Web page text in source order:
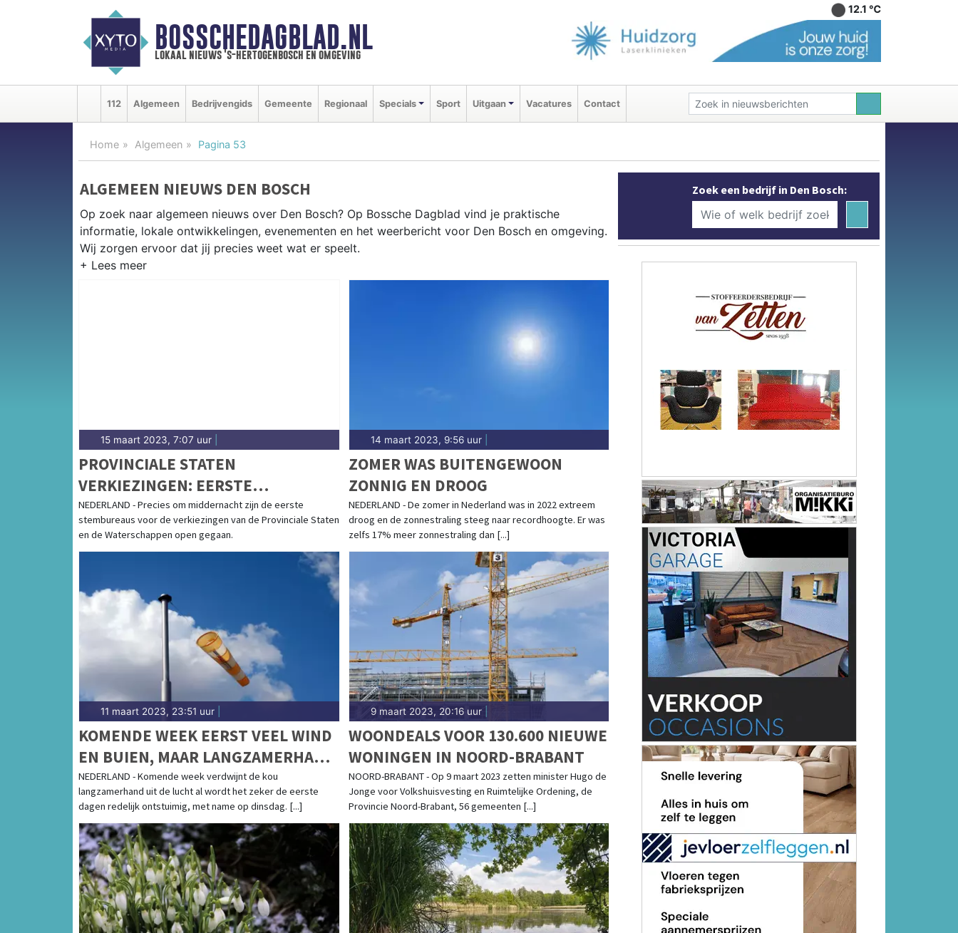
BOSSCHEDAGBLAD.NL
lokaal nieuws 's-hertogenbosch en omgeving
12.1 ℃
112 Algemeen Bedrijvengids Gemeente Regionaal Specials Sport Uitgaan Vacatures Contact
Home Algemeen Pagina 53
ALGEMEEN NIEUWS DEN BOSCH
Op zoek naar algemeen nieuws over Den Bosch? Op Bossche Dagblad vind je praktische
informatie, lokale ontwikkelingen, evenementen en het weerbericht voor Den Bosch en omgeving.
Wij zorgen ervoor dat jij precies weet wat er speelt.
PRAKTISCHE INFORMATIE DEN BOSCH
15 maart 2023, 7:07 uur
PROVINCIALE STATEN
VERKIEZINGEN: EERSTE
STEMBUREAUS OM MIDDERNACHT
AL GEOPEND
NEDERLAND - Precies om middernacht zijn de eerste
stembureaus voor de verkiezingen van de Provinciale Staten
en de Waterschappen open gegaan.
14 maart 2023, 9:56 uur|
ZOMER WAS BUITENGEWOON
ZONNIG EN DROOG
NEDERLAND - De zomer in Nederland was in 2022 extreem
droog en de zonnestraling steeg naar recordhoogte. Er was
zelfs 17% meer zonnestraling dan [...]
11 maart 2023, 23:51 uur
KOMENDE WEEK EERST VEEL WIND
EN BUIEN, MAAR LANGZAMERHAND
TEMPERATUURSTIJGING
NEDERLAND - Komende week verdwijnt de kou
langzamerhand uit de lucht al wordt het zeker de eerste
dagen redelijk ontstuimig, met name op dinsdag. [...]
9 maart 2023, 20:16 uur|
WOONDEALS VOOR 130.600 NIEUWE
WONINGEN IN NOORD-BRABANT
NOORD-BRABANT - Op 9 maart 2023 zetten minister Hugo de
Jonge voor Volkshuisvesting en Ruimtelijke Ordening, de
Provincie Noord-Brabant, 56 gemeenten [...]
Zoek een bedrijf in Den Bosch: